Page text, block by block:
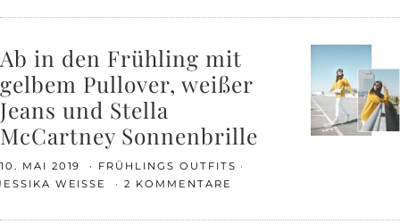
Ab in den Frühling mit
gelbem Pullover, weißer
Jeans und Stella
McCartney Sonnenbrille
10. MAI 2019
FRÜHLINGS OUTFITS
WEISSE
2 KOMMENTARE